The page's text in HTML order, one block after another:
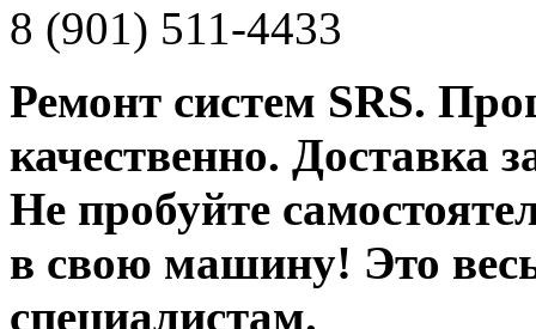
8 (901) 511-4433
Ремонт систем SRS.
качественно. Доставка
Не пробуйте
в свою машину! Это
специалистам.